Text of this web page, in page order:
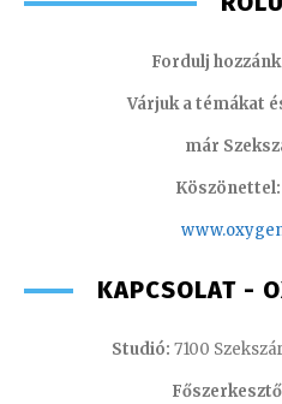
Fordulj
Várjuk a témákat
már
KAPCSOLAT -
Studió: 7100